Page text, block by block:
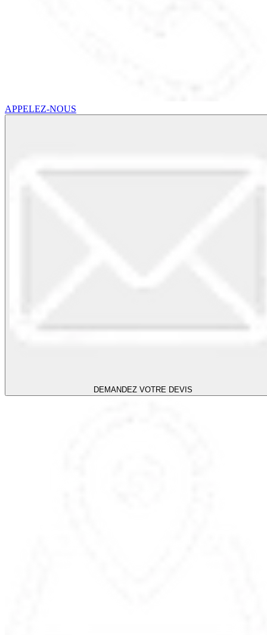
APPELEZ-NOUS
DEMANDEZ VOTRE DEVIS